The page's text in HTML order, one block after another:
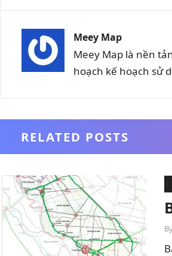
Meey Map
Meey Map là nền
hoạch kế hoạch sử
RELATED POSTS